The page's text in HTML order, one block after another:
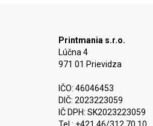
Printmania s.r.o.
Lúčna 4
971 01 Prievidza
IČO: 46046453
DIČ: 2023223059
IČ DPH: SK2023223059